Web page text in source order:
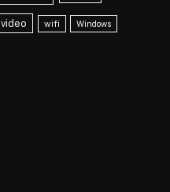
video wifi Windows